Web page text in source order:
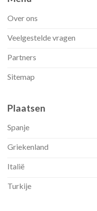
Over ons
Veelgestelde vragen
Partners
Sitemap
Plaatsen
Spanje
Griekenland
Italië
Turkije